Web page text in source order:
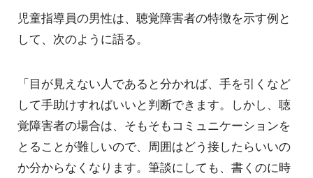
児童指導員の男性は、聴覚障害者の特徴を示す例と
して、次のように語る。
「目が見えない人であると分かれば、手を引くなど
して手助けすればいいと判断できます。しかし、聴
覚障害者の場合は、そもそもコミュニケーションを
とることが難しいので、周囲はどう接したらいいの
か分からなくなります。筆談にしても、書くのに時